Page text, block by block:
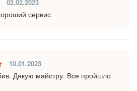
02.02.2023
сервис
10.01.2023
Дякую майстру. Все пройшло